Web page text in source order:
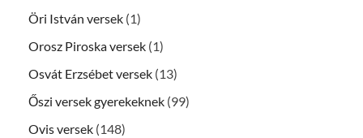
Öri István versek (1)
Orosz Piroska versek (1)
Osvát Erzsébet versek (13)
Őszi versek gyerekeknek (99)
Ovis versek (148)